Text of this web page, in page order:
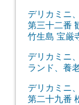
デリカミニ
第三十二番
竹生島 宝厳
デリカミニ
ランド、養
デリカミニ
第二十九番